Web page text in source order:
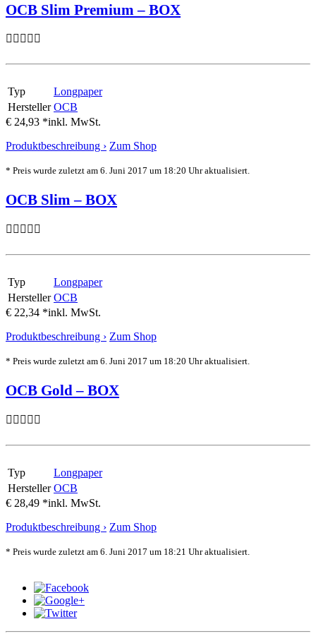
OCB Slim Premium – BOX
Typ
Longpaper
Hersteller OCB
€ 24,93 *inkl. MwSt.
Produktbeschreibung › Zum Shop
* Preis wurde zuletzt am 6. Juni 2017 um 18:20 Uhr aktualisiert.
OCB Slim – BOX
Typ
Longpaper
Hersteller OCB
€ 22,34 *inkl. MwSt.
Produktbeschreibung › Zum Shop
* Preis wurde zuletzt am 6. Juni 2017 um 18:20 Uhr aktualisiert.
OCB Gold – BOX
Typ
Longpaper
Hersteller OCB
€ 28,49 *inkl. MwSt.
Produktbeschreibung › Zum Shop
* Preis wurde zuletzt am 6. Juni 2017 um 18:21 Uhr aktualisiert.